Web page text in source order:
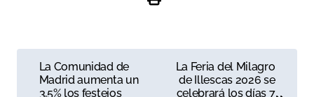
La Comunidad de
Madrid aumenta un
3,5% los festejos
La Feria del Milagro
de Illescas 2026 se
celebrará los días 7